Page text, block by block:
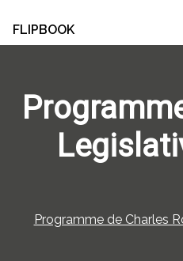
FLIPBOOK
Programme de Charles